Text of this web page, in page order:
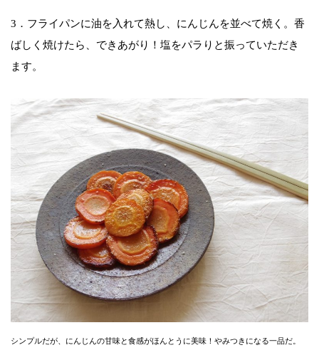
3．フライパンに油を入れて熱し、にんじんを並べて焼く。香
ばしく焼けたら、できあがり！塩をパラりと振っていただき
ます。
シンプルだが、にんじんの甘味と食感がほんとうに美味！やみつきになる一品だ。